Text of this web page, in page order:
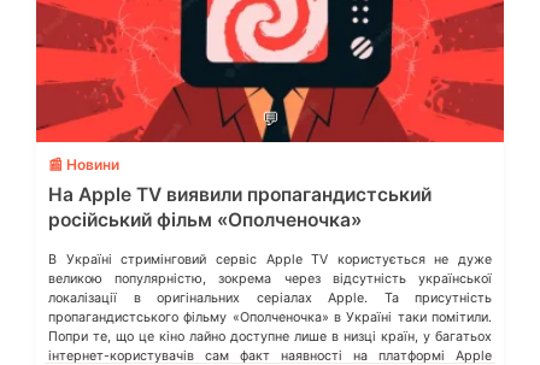
💬
📰 Новини
На Apple TV виявили пропагандистський
російський фільм «Ополченочка»
В Україні стримінговий сервіс Apple TV користується не дуже
великою популярністю, зокрема через відсутність української
локалізації в оригінальних серіалах Apple. Та присутність
пропагандистського фільму «Ополченочка» в Україні таки помітили.
Попри те, що це кіно лайно доступне лише в низці країн, у багатьох
інтернет-користувачів сам факт наявності на платформі Apple